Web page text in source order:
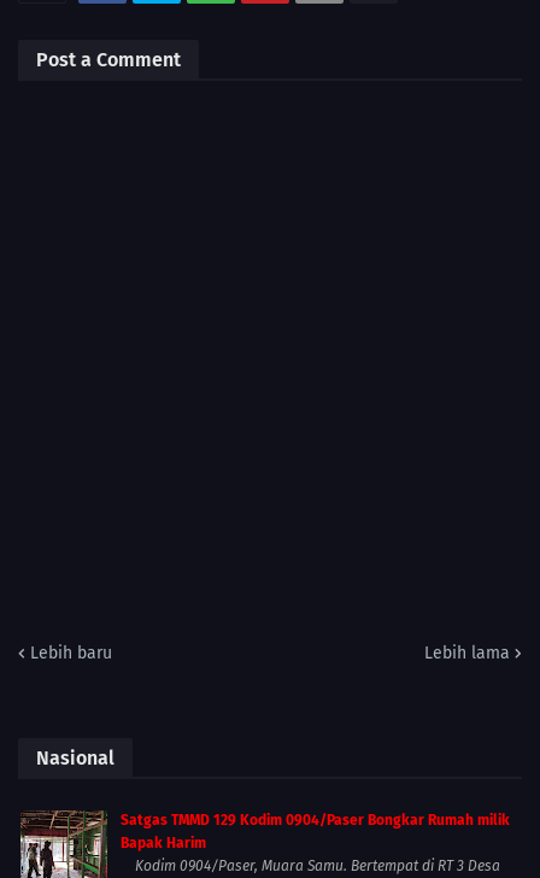
Post a Comment
Lebih baru Lebih lama
Nasional
Satgas TMMD 129 Kodim 0904/Paser Bongkar Rumah milik
Bapak Harim
Kodim 0904/Paser, Muara Samu. Bertempat di RT 3 Desa